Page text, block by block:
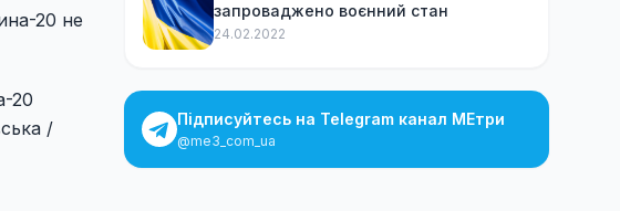
20 не
20
/
запроваджено воєнний стан
24.02.2022
Підписуйтесь на Telegram канал МЕтри
@me3_com_ua